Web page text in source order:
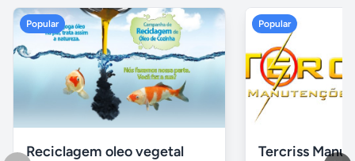
Popular
Reciclagem oleo vegetal
Popular